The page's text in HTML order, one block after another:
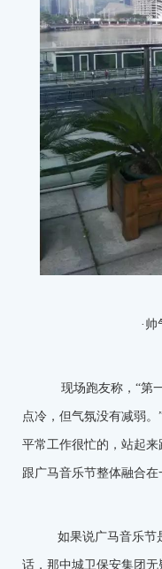
·
现场跑友称，“第一
点冷，但气氛没有减弱。
平常工作很忙的，站起来
跟广马音乐节整体融合
如果说广马音乐节是
话，那中城卫保安集团